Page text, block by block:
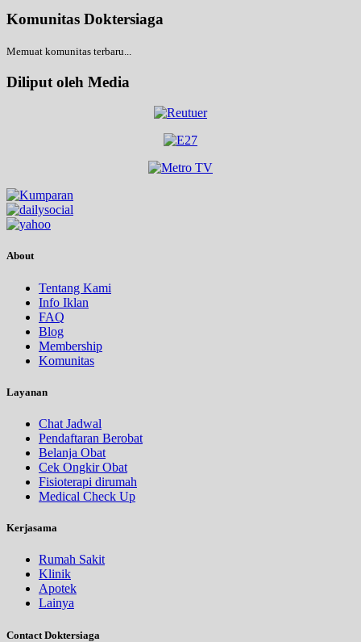
Komunitas Doktersiaga
Memuat komunitas terbaru...
Diliput oleh Media
About
Tentang Kami
Info Iklan
FAQ
Blog
Membership
Komunitas
Layanan
Chat Jadwal
Pendaftaran Berobat
Belanja Obat
Cek Ongkir Obat
Fisioterapi dirumah
Medical Check Up
Kerjasama
Rumah Sakit
Klinik
Apotek
Lainya
Contact Doktersiaga